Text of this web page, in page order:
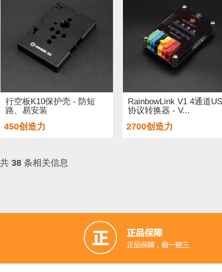
行空板K10保护壳 - 防短
路、易安装
450创造力
RainbowLink V1 4通道
协议转换器 - V...
2700创造力
共 38 条相关信息